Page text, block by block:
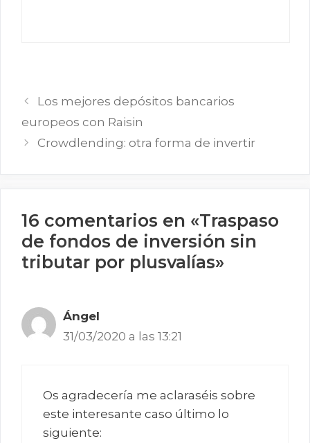
Los mejores depósitos bancarios
europeos con Raisin
Crowdlending: otra forma de invertir
16 comentarios en «Traspaso
de fondos de inversión sin
tributar por plusvalías»
Ángel
31/03/2020 a las 13:21
Os agradecería me aclaraséis sobre
este interesante caso último lo
siguiente: